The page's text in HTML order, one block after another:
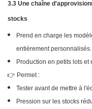
3.3 Une chaîne
stocks
Prend en charge les
entièrement personnalisés.
Production en petits lots et
👉 Permet :
Tester avant de mettre à
Pression sur les stocks